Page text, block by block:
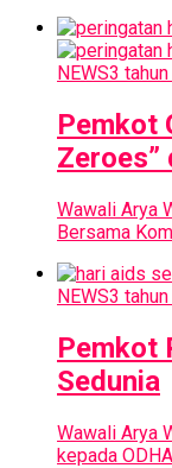
NEWS3
Pemkot
Zeroes”
Wawali Arya
Bersama
NEWS3
Pemkot
Sedunia
Wawali Arya
kepada ODHA